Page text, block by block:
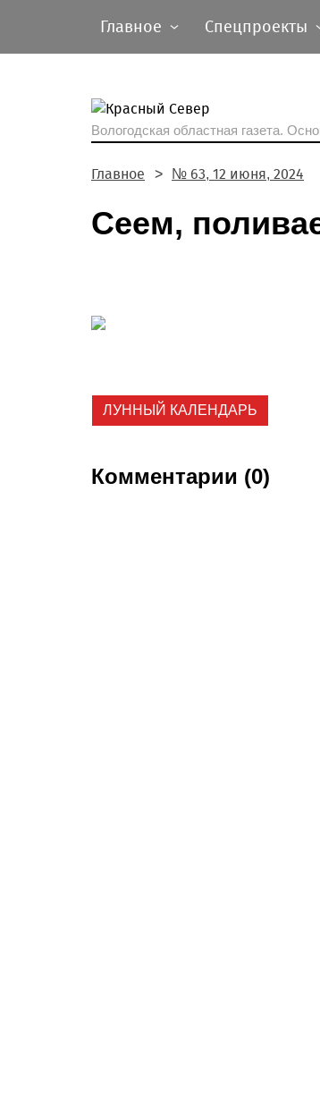
Главное Спецпроекты
Вологодская областная газета.
Главное № 63, 12 июня, 2024
Сеем,
ЛУННЫЙ КАЛЕНДАРЬ
Комментарии (0)